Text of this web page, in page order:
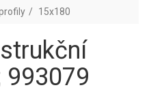
15x180